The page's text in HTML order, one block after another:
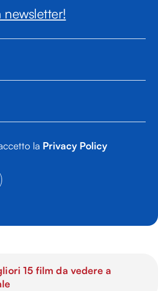
newsletter!
la Privacy Policy
15 film da vedere a